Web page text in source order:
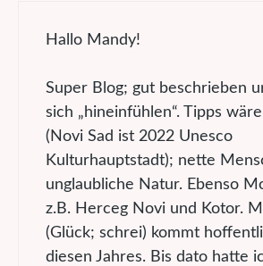
Hallo Mandy!
Super Blog; gut beschrieben
sich „hineinfühlen“. Tipps
(Novi Sad ist 2022 Unesco
Kulturhauptstadt); nette
unglaubliche Natur. Ebenso
z.B. Herceg Novi und Kotor.
(Glück; schrei) kommt
diesen Jahres. Bis dato hatte